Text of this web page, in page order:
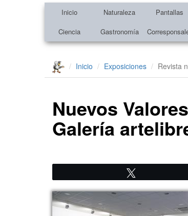
Inicio Naturaleza Pantallas
Ciencia
Gastronomía
Inicio Exposiciones Revista
Nuevos
Galería